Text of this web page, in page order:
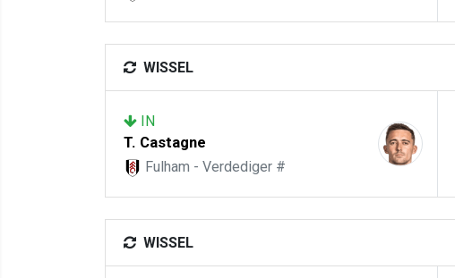
WISSEL
IN
T. Castagne
Fulham - Verdediger #
WISSEL